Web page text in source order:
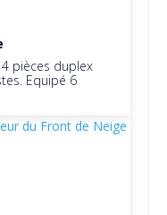
pièces duplex
Equipé 6